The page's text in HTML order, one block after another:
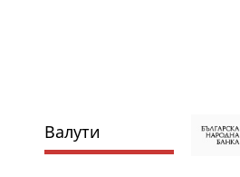
Валути